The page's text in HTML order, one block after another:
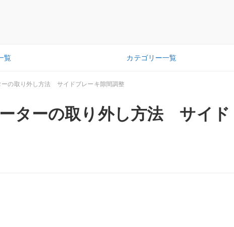
覧 カテゴリー一覧
の取り外し方法 サイドブレーキ隙間調整
ターの取り外し方法 サイド